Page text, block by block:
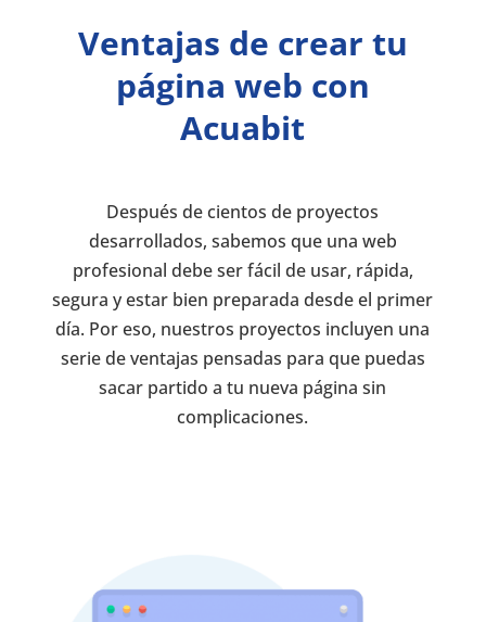
Ventajas de crear tu
página web con
Acuabit
Después de cientos de proyectos
desarrollados, sabemos que una web
profesional debe ser fácil de usar, rápida,
segura y estar bien preparada desde el primer
día. Por eso, nuestros proyectos incluyen una
serie de ventajas pensadas para que puedas
sacar partido a tu nueva página sin
complicaciones.